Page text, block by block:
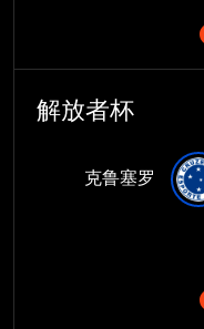
解放者杯
克鲁塞罗